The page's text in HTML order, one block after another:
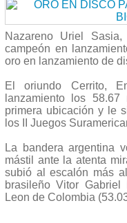
Nazareno Uriel
campeón en
oro en lanzamiento de
El oriundo Cerrito,
lanzamiento los 58.67
primera ubicación y le
los II Juegos
La bandera argentina
mástil ante la atenta
subió al escalón más
brasileñoVitor Gabriel
Leon de Colombia (